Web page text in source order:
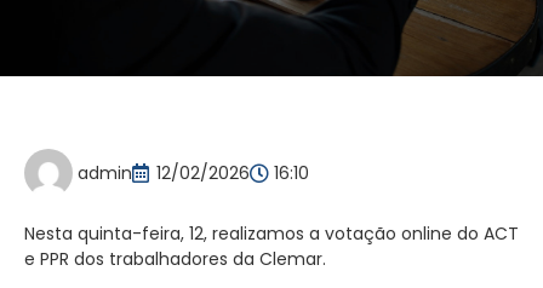
admin 12/02/2026 16:10
Nesta quinta-feira, 12, realizamos a votação online do ACT
e PPR dos trabalhadores da Clemar.